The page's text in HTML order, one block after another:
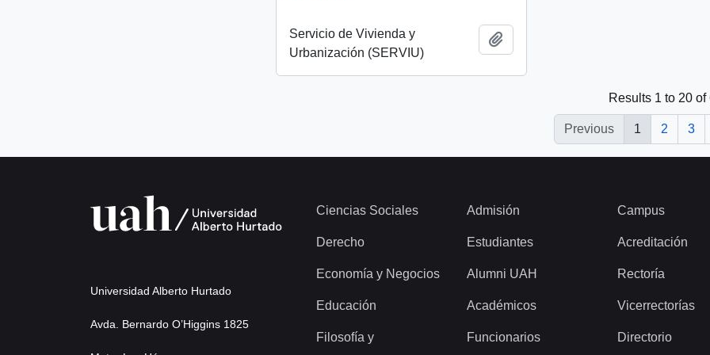
Servicio de Vivienda y
Urbanización (SERVIU)
Results 1 to 20 of
Previous 1 2 3
Universidad Alberto Hurtado
Avda. Bernardo O’Higgins 1825
Ciencias Sociales
Derecho
Economía y Negocios
Educación
Filosofía y
Admisión
Estudiantes
Alumni UAH
Académicos
Funcionarios
Campus
Acreditación
Rectoría
Vicerrectorías
Directorio